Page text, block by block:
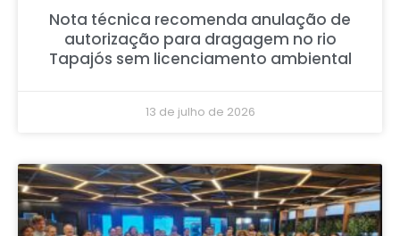
Nota técnica recomenda anulação de
autorização para dragagem no rio
Tapajós sem licenciamento ambiental
13 de julho de 2026